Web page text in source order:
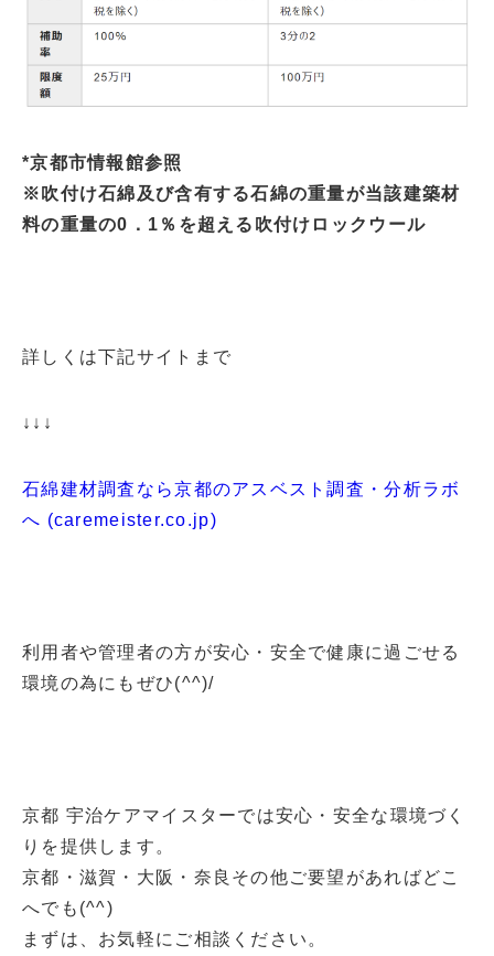
*京都市情報館参照
※吹付け石綿及び含有する石綿の重量が当該建築材
料の重量の0．1％を超える吹付けロックウール
詳しくは下記サイトまで
↓↓↓
石綿建材調査なら京都のアスベスト調査・分析ラボ
へ (caremeister.co.jp)
利用者や管理者の方が安心・安全で健康に過ごせる
環境の為にもぜひ(^^)/
京都 宇治ケアマイスターでは安心・安全な環境づく
りを提供します。
京都・滋賀・大阪・奈良その他ご要望があればどこ
へでも(^^)
まずは、お気軽にご相談ください。